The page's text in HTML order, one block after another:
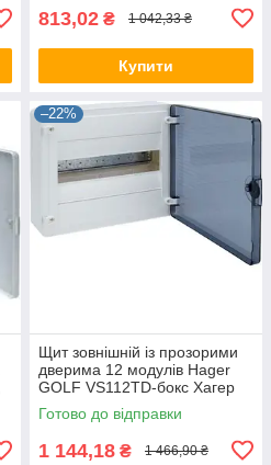
813,02 ₴ 1 042,33 ₴
Купити
–22%
Щит зовнішній із прозорими
дверима 12 модулів Hager
GOLF VS112TD-бокс Хагер
шафа розподільна для
автоматів
Готово до відправки
1 144,18 ₴ 1 466,90 ₴